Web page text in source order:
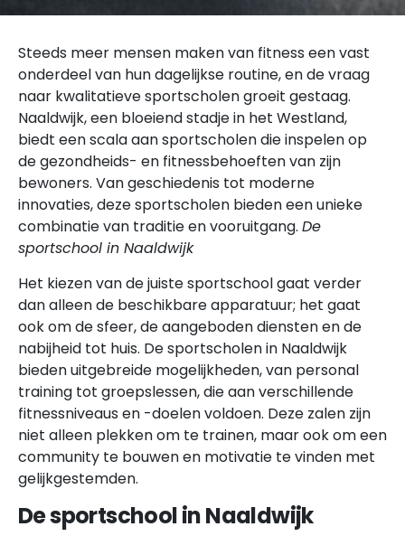
Steeds meer mensen maken van fitness een vast
onderdeel van hun dagelijkse routine, en de vraag
naar kwalitatieve sportscholen groeit gestaag.
Naaldwijk, een bloeiend stadje in het Westland,
biedt een scala aan sportscholen die inspelen op
de gezondheids- en fitnessbehoeften van zijn
bewoners. Van geschiedenis tot moderne
innovaties, deze sportscholen bieden een unieke
combinatie van traditie en vooruitgang. De
sportschool in Naaldwijk
Het kiezen van de juiste sportschool gaat verder
dan alleen de beschikbare apparatuur; het gaat
ook om de sfeer, de aangeboden diensten en de
nabijheid tot huis. De sportscholen in Naaldwijk
bieden uitgebreide mogelijkheden, van personal
training tot groepslessen, die aan verschillende
fitnessniveaus en -doelen voldoen. Deze zalen zijn
niet alleen plekken om te trainen, maar ook om een
community te bouwen en motivatie te vinden met
gelijkgestemden.
De sportschool in Naaldwijk